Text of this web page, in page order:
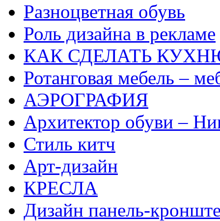
Разноцветная обувь
Роль дизайна в рекламе
КАК СДЕЛАТЬ
Ротанговая мебель –
АЭРОГРАФИЯ
Архитектор обуви –
Стиль китч
Арт-дизайн
КРЕСЛА
Дизайн панель-